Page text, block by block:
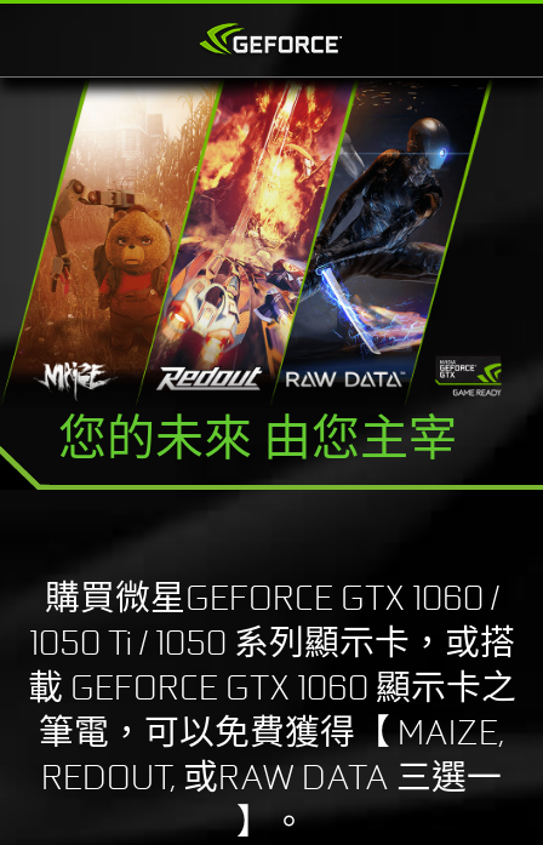
您的未來 由您主宰
購買微星GEFORCE GTX 1060 /
1050 Ti / 1050 系列顯示卡，或搭
載 GEFORCE GTX 1060 顯示卡之
筆電，可以免費獲得【 MAIZE,
REDOUT, 或RAW DATA 三選一
】。